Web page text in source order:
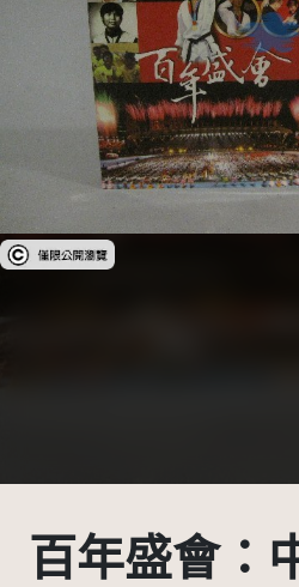
受著作權法保護-僅限於本平台有限
百年盛會：